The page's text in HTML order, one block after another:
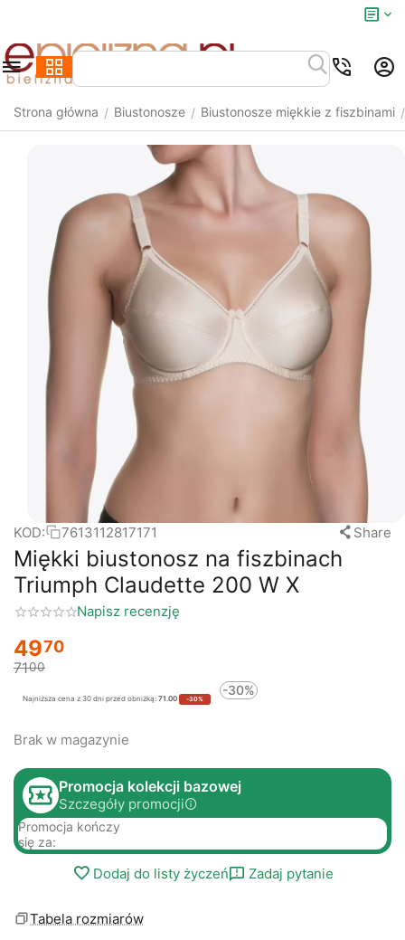
Strona główna / Biustonosze / Biustonosze miękkie z fiszbinami /
KOD: 7613112817171 Share
Miękki biustonosz na fiszbinach
Triumph Claudette 200 W X
Napisz recenzję
4970
7100
Najniższa cena z 30 dni przed obniżką: 71.00 -30%
-30%
Brak w magazynie
Promocja kolekcji bazowej
Szczegóły promocji
Promocja kończy
się za:
Dodaj do listy życzeń Zadaj pytanie
Tabela rozmiarów